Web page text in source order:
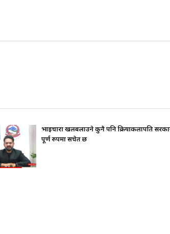
भाइचारा खलबलाउने कुनै पनि क्रियाकलापप्रति
पूर्ण रुपमा सचेत छ